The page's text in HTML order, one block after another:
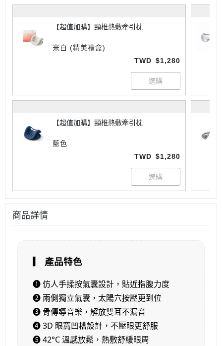
【超值加購】頸椎熱敷牽引枕
米白 (精美禮盒)
TWD $1,280
【超值加購】頸椎熱敷牽引枕
藍色
TWD $1,280
商品詳情
▎ 產品特色
❶ 仿人手揉按氣囊設計，貼近指腹力度
❷ 兩側獨立氣囊，太陽穴按壓更到位
❸ 骨傳導音樂，解放雙耳不漏音
❹ 3D 眼窩凹槽設計，不壓眼更舒服
❺ 42°C 溫感放鬆，熱敷舒緩眼周